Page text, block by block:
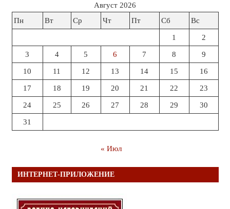
Август 2026
Пн
Вт Ср Чт Пт Сб Вс
1 2
3 4 5 6 7 8 9
10 11 12 13 14 15 16
17 18 19 20 21 22 23
24 25 26 27 28 29 30
31
« Июл
ИНТЕРНЕТ-ПРИЛОЖЕНИЕ